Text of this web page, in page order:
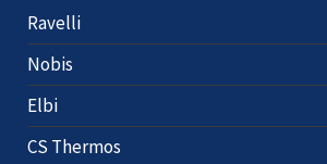
Ravelli
Nobis
Elbi
CS Thermos